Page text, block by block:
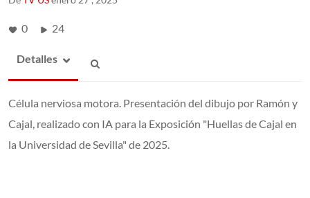
0 24
Detalles
Célula nerviosa motora. Presentación del dibujo por Ramón y
Cajal, realizado con IA para la Exposición "Huellas de Cajal en
la Universidad de Sevilla" de 2025.